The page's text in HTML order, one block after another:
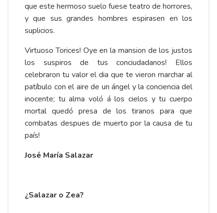
que este hermoso suelo fuese teatro de horrores,
y que sus grandes hombres espirasen en los
suplicios.
Virtuoso Torices! Oye en la mansion de los justos
los suspiros de tus conciudadanos! Ellos
celebraron tu valor el dia que te vieron marchar al
patíbulo con el aire de un ángel y la conciencia del
inocente; tu alma voló á los cielos y tu cuerpo
mortal quedó presa de los tiranos para que
combatas despues de muerto por la causa de tu
país!
José María Salazar
¿Salazar o Zea?